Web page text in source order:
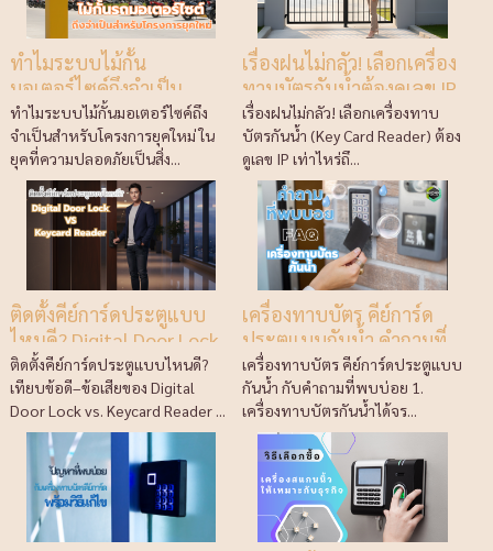
ทำไมระบบไม้กั้น
มอเตอร์ไซค์ถึงจำเป็น
สำหรับโครงการยุคใหม่
ทำไมระบบไม้กั้นมอเตอร์ไซค์ถึง
จำเป็นสำหรับโครงการยุคใหม่ ใน
ยุคที่ความปลอดภัยเป็นสิ่ง...
เรื่องฝนไม่กลัว! เลือกเครื่อง
ทาบบัตรกันน้ำต้องดูเลข IP
เท่าไหร่ถึงจะชัวร์?
เรื่องฝนไม่กลัว! เลือกเครื่องทาบ
บัตรกันน้ำ (Key Card Reader) ต้อง
ดูเลข IP เท่าไหร่ถึ...
ติดตั้งคีย์การ์ดประตูแบบ
ไหนดี? Digital Door Lock
& Keycard Reader
ติดตั้งคีย์การ์ดประตูแบบไหนดี?
เทียบข้อดี–ข้อเสียของ Digital
Door Lock vs. Keycard Reader ...
เครื่องทาบบัตร คีย์การ์ด
ประตูแบบกันน้ำ คำถามที่
พบบ่อย
เครื่องทาบบัตร คีย์การ์ดประตูแบบ
กันน้ำ กับคำถามที่พบบ่อย 1.
เครื่องทาบบัตรกันน้ำได้จร...